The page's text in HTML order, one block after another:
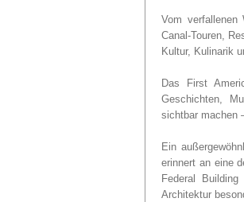
Vom verfallenen
Canal-Touren,
Kultur, Kulinarik
Das First
Geschichten,
sichtbar machen
Ein
erinnert an eine
Federal
Architektur